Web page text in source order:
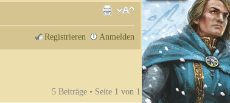
Registrieren Anmelden
5 Beiträge • Seite 1 von 1